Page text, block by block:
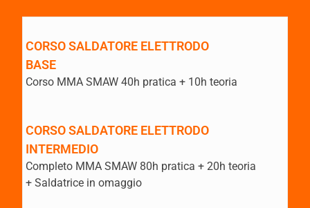
CORSO SALDATORE ELETTRODO
BASE
Corso MMA SMAW 40h pratica + 10h teoria
CORSO SALDATORE ELETTRODO
INTERMEDIO
Completo MMA SMAW 80h pratica + 20h teoria
+ Saldatrice in omaggio